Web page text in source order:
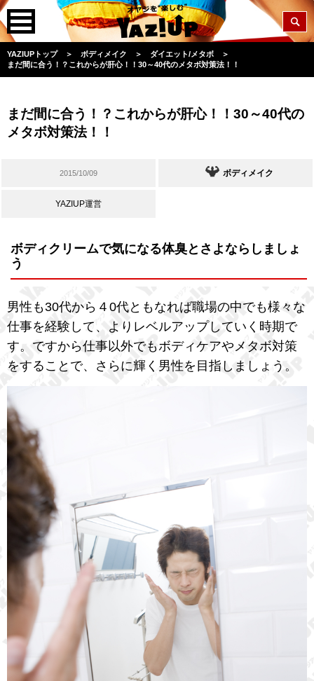
YAZIUPトップ ＞ ボディメイク ＞ ダイエット/メタボ
＞
まだ間に合う！？これからが肝心！！30～40代のメタボ対策法！！
まだ間に合う！？これからが肝心！！30～40代の
メタボ対策法！！
2015/10/09 ボディメイク
YAZIUP運営
ボディクリームで気になる体臭とさよならしましょ
う
男性も30代から４0代ともなれば職場の中でも様々な
仕事を経験して、よりレベルアップしていく時期で
す。ですから仕事以外でもボディケアやメタボ対策
をすることで、さらに輝く男性を目指しましょう。